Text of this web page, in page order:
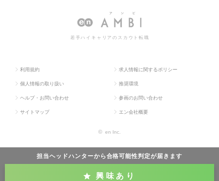
担当ヘッドハンターから合格可能性判定が届きます
興味あり
若手ハイキャリアのスカウト転職
利用規約 求人情報に関するポリシー
個人情報の取り扱い 推奨環境
ヘルプ・お問い合わせ 参画のお問い合わせ
サイトマップ エン会社概要
© en Inc.